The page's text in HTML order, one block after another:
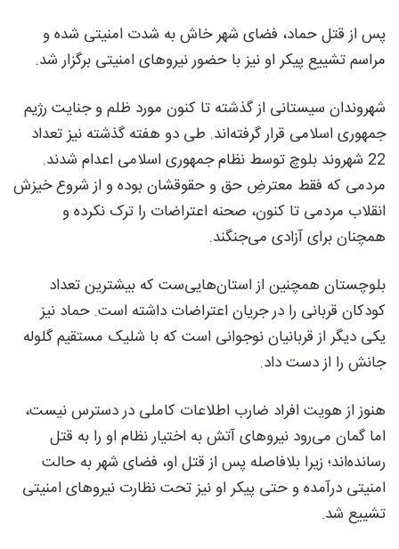
پس از قتل حماد، فضای شهر خاش به شدت امنیتی شده و
مراسم تشییع پیکر او نیز با حضور نیروهای امنیتی برگزار شد.
شهروندان سیستانی از گذشته تا کنون مورد ظلم و جنایت رژیم
جمهوری اسلامی قرار گرفته‌اند. طی دو هفته گذشته نیز تعداد
22 شهروند بلوچ توسط نظام جمهوری اسلامی اعدام شدند.
مردمی که فقط معترضِ حق و حقوقشان بوده و از شروع خیزش
انقلاب مردمی تا کنون، صحنه اعتراضات را ترک نکرده و
همچنان برای آزادی می‌جنگند.
بلوچستان همچنین از استان‌هایی‌ست که بیشترین تعداد
کودکان قربانی را در جریان اعتراضات داشته است. حماد نیز
یکی دیگر از قربانیان نوجوانی است که با شلیک مستقیم گلوله
جانش را از دست داد.
هنوز از هویت افراد ضارب اطلاعات کاملی در دسترس نیست،
اما گمان می‌رود نیروهای آتش به اختیار نظام او را به قتل
رسانده‌اند؛ زیرا بلافاصله پس از قتل او، فضای شهر به حالت
امنیتی درآمده و حتی پیکر او نیز تحت نظارت نیروهای امنیتی
تشییع شد.